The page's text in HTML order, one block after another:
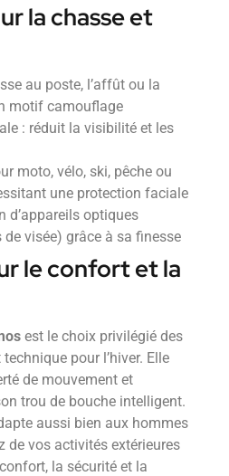
la chasse et
au poste, l’affût ou la
motif camouflage
: réduit la visibilité et les
moto, vélo, ski, pêche ou
une protection faciale
d’appareils optiques
visée) grâce à sa finesse
le confort et la
est le choix privilégié des
pour l’hiver. Elle
de mouvement et
trou de bouche intelligent.
aussi bien aux hommes
de vos activités extérieures
la sécurité et la